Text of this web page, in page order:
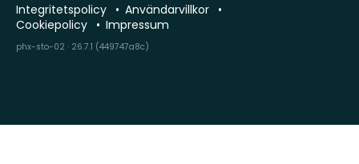
Integritetspolicy
Användarvillkor
Cookiepolicy
Impressum
phx-sto-02 · 26.7.1 (449747a8c)